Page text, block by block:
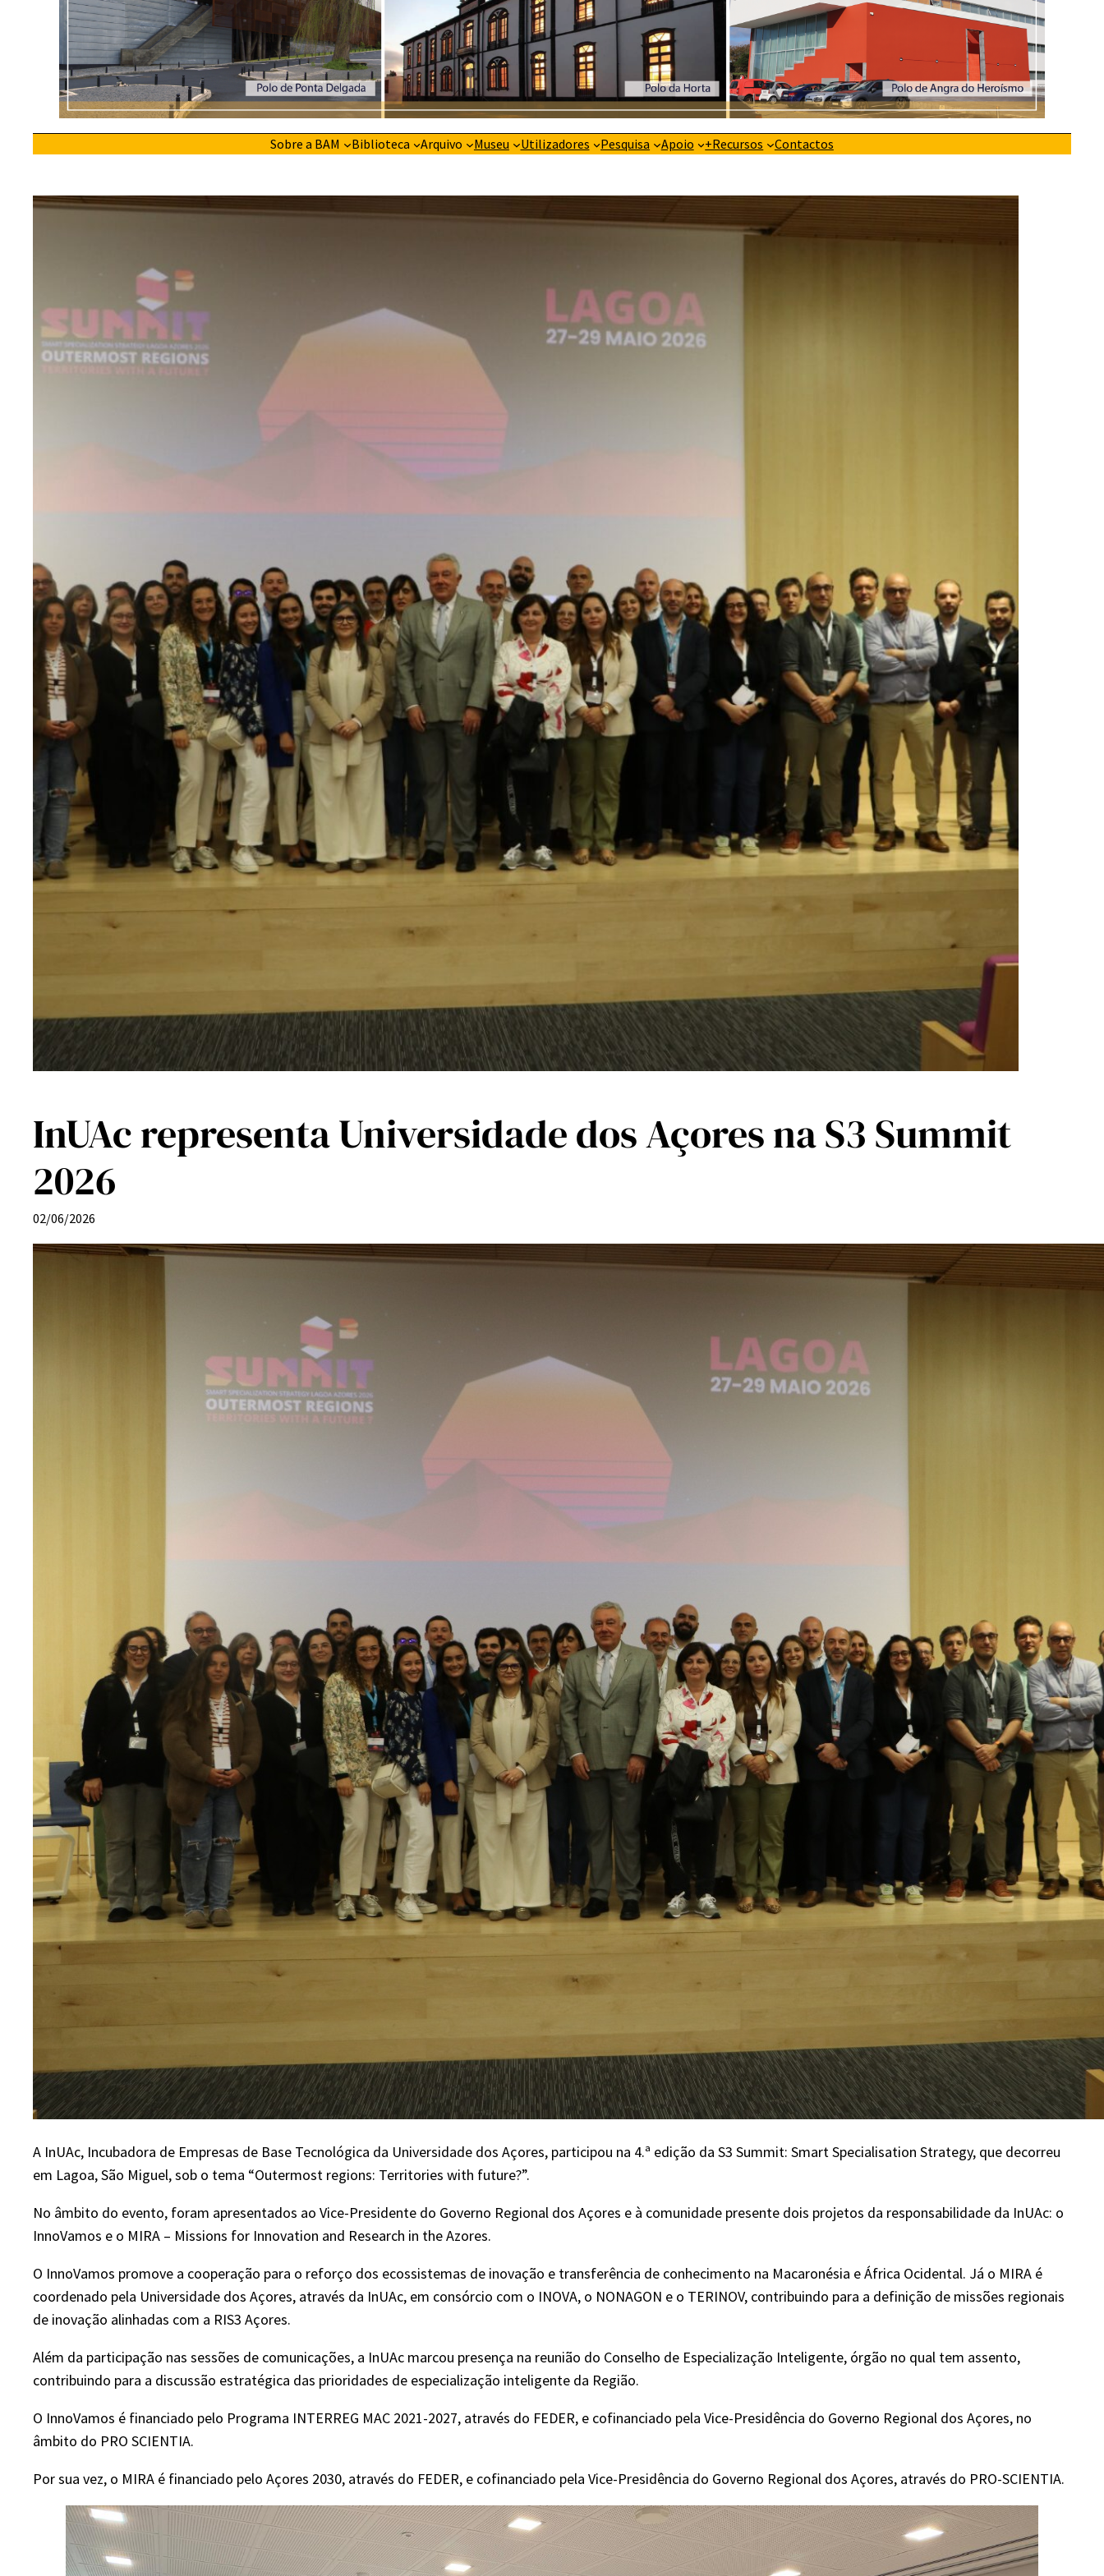
Sobre a BAM Biblioteca Arquivo Museu Utilizadores Pesquisa Apoio +Recursos Contactos
InUAc representa Universidade dos Açores na S3 Summit
2026
02/06/2026
A InUAc, Incubadora de Empresas de Base Tecnológica da Universidade dos Açores, participou na 4.ª edição da S3 Summit: Smart Specialisation Strategy, que decorreu
em Lagoa, São Miguel, sob o tema “Outermost regions: Territories with future?”.
No âmbito do evento, foram apresentados ao Vice-Presidente do Governo Regional dos Açores e à comunidade presente dois projetos da responsabilidade da InUAc: o
InnoVamos e o MIRA – Missions for Innovation and Research in the Azores.
O InnoVamos promove a cooperação para o reforço dos ecossistemas de inovação e transferência de conhecimento na Macaronésia e África Ocidental. Já o MIRA é
coordenado pela Universidade dos Açores, através da InUAc, em consórcio com o INOVA, o NONAGON e o TERINOV, contribuindo para a definição de missões regionais
de inovação alinhadas com a RIS3 Açores.
Além da participação nas sessões de comunicações, a InUAc marcou presença na reunião do Conselho de Especialização Inteligente, órgão no qual tem assento,
contribuindo para a discussão estratégica das prioridades de especialização inteligente da Região.
O InnoVamos é financiado pelo Programa INTERREG MAC 2021-2027, através do FEDER, e cofinanciado pela Vice-Presidência do Governo Regional dos Açores, no
âmbito do PRO SCIENTIA.
Por sua vez, o MIRA é financiado pelo Açores 2030, através do FEDER, e cofinanciado pela Vice-Presidência do Governo Regional dos Açores, através do PRO-SCIENTIA.